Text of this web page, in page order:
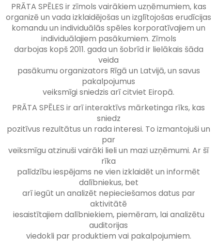
PRĀTA SPĒLES ir zīmols vairākiem uzņēmumiem, kas
organizē un vada izklaidējošas un izglītojošas erudīcijas
komandu un individuālās spēles korporatīvajiem un
individuālajiem pasākumiem. Zīmols
darbojas kopš 2011. gada un šobrīd ir lielākais šāda
veida
pasākumu organizators Rīgā un Latvijā, un savus
pakalpojumus
veiksmīgi sniedzis arī citviet Eiropā.
PRĀTA SPĒLES ir arī interaktīvs mārketinga rīks, kas
sniedz
pozitīvus rezultātus un rada interesi. To izmantojuši un
par
veiksmīgu atzinuši vairāki lieli un mazi uzņēmumi. Ar šī
rīka
palīdzību iespējams ne vien izklaidēt un informēt
dalībniekus, bet
arī iegūt un analizēt nepieciešamos datus par
aktivitātē
iesaistītajiem dalībniekiem, piemēram, lai analizētu
auditorijas
viedokli par produktiem vai pakalpojumiem.